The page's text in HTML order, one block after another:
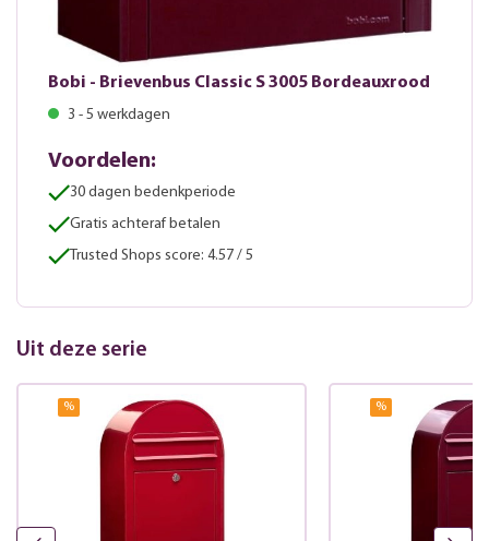
Bobi - Brievenbus Classic S 3005 Bordeauxrood
3 - 5 werkdagen
Voordelen:
30 dagen bedenkperiode
Gratis achteraf betalen
Trusted Shops score: 4.57 / 5
Uit deze serie
% %